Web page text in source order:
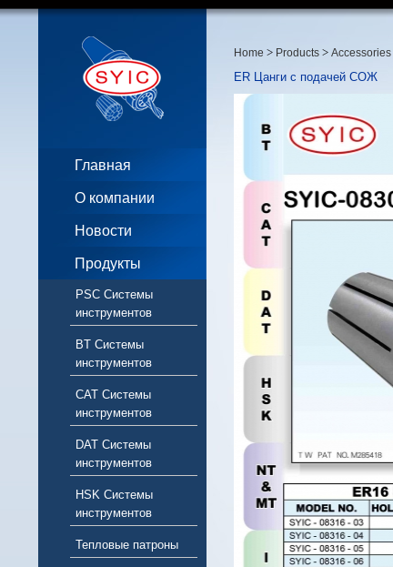
Главная
О компании
Новости
Продукты
PSC Системы
инструментов
BT Системы
инструментов
CAT Системы
инструментов
DAT Системы
инструментов
HSK Системы
инструментов
Тепловые патроны
Home > Products > Accessories
ER Цанги с подачей СОЖ